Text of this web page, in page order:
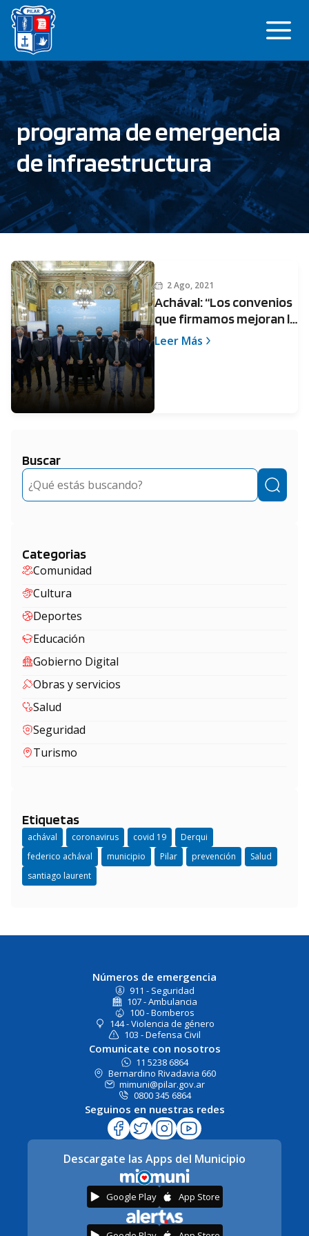
Saltar
contenido
programa de emergencia
de infraestructura
2 Ago, 2021
Achával: “Los convenios
que firmamos mejoran la
infraestructura y la vida
Leer Más
Buscar
Buscar
Categorias
Comunidad
Cultura
Deportes
Educación
Gobierno Digital
Obras y servicios
Salud
Seguridad
Turismo
Etiquetas
achával coronavirus covid 19
Derqui
federico achával
municipio Pilar prevención
Salud
santiago laurent
Números de emergencia
911 - Seguridad
107 - Ambulancia
100 - Bomberos
144 - Violencia de género
103 - Defensa Civil
Comunicate con nosotros
11 5238 6864
Bernardino Rivadavia 660
mimuni@pilar.gov.ar
0800 345 6864
Seguinos en nuestras redes
Descargate las Apps del Municipio
Google Play App Store